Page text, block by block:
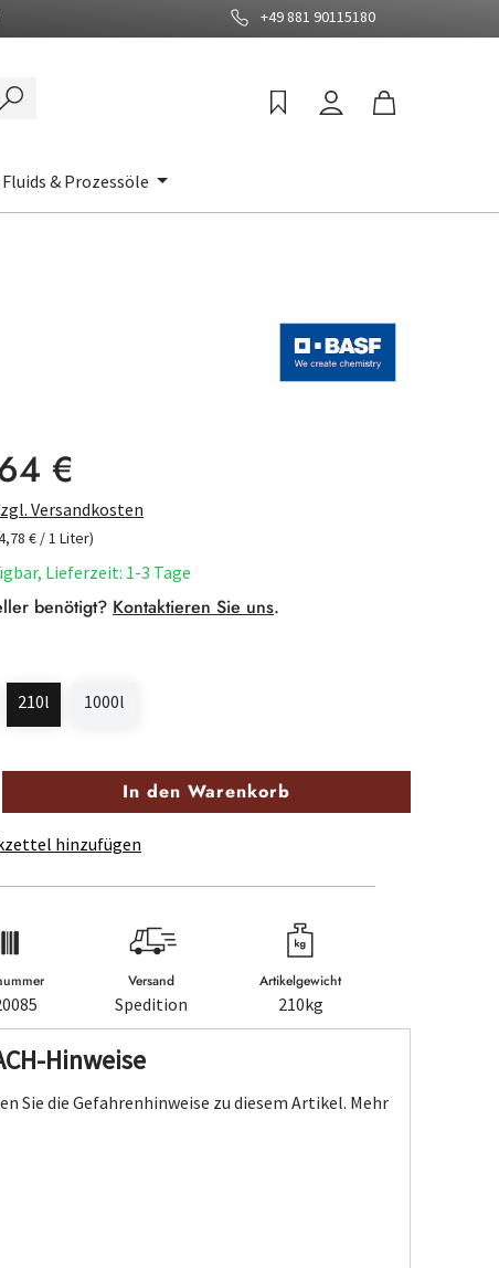
+49 881 90115180
Fluids & Prozessöle
€
Versandkosten
€ / 1 Liter)
Lieferzeit: 1-3 Tage
benötigt? Kontaktieren Sie uns.
210l 1000l
In den Warenkorb
hinzufügen
Versand
Spedition
Artikelgewicht
210kg
Hinweise
Sie die Gefahrenhinweise zu diesem Artikel. Mehr